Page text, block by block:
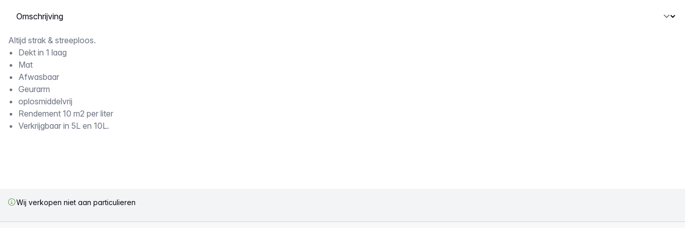
Selecteer een tabblad
Omschrijving
Altijd strak & streeploos.
Dekt in 1 laag
Mat
Afwasbaar
Geurarm
oplosmiddelvrij
Rendement 10 m2 per liter
Verkrijgbaar in 5L en 10L.
Wij verkopen niet aan particulieren